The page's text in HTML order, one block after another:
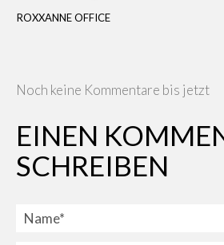
ROXXANNE OFFICE
Noch keine Kommentare bis jetzt
EINEN
SCHREIBEN